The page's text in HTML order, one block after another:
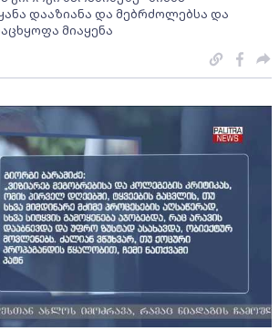
დააზიანა და მებრძოლებსა და
მიაყენა